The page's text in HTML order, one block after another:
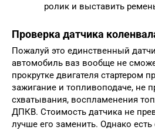
ролик и выставить
Проверка датчика
Пожалуй это единственный
автомобиль ваз вообще не
прокрутке двигателя стартером
зажигание и топливоподаче, не
схватывания, воспламенения
ДПКВ. Стоимость датчика не
лучше его заменить. Однако